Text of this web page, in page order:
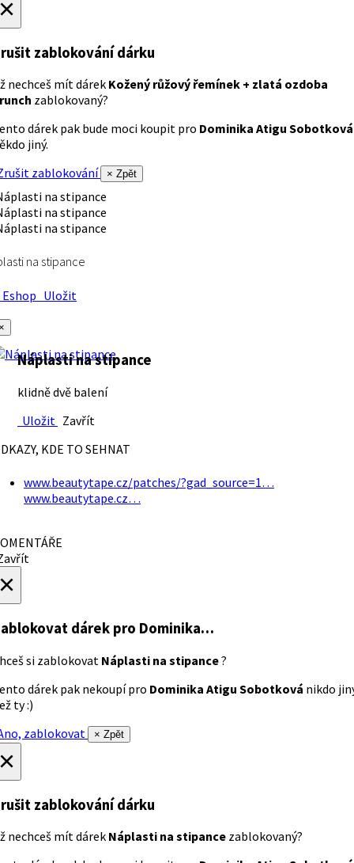
zablokování dárku
nechceš mít dárek Kožený růžový řemínek + zlatá ozdoba
zablokovaný?
dárek pak bude moci koupit pro Dominika Atigu Sobotková
jiný.
zablokování
× Zpět
na stipance
Uložit
Náplasti na stipance
klidně dvě balení
Uložit Zavřít
KDE TO SEHNAT
www.beautytape.cz/patches/?gad_source=1…
www.beautytape.cz…
dárek pro Dominika…
si zablokovat Náplasti na stipance?
dárek pak nekoupí pro Dominika Atigu Sobotková nikdo
ty :)
zablokovat
× Zpět
zablokování dárku
nechceš mít dárek Náplasti na stipance zablokovaný?